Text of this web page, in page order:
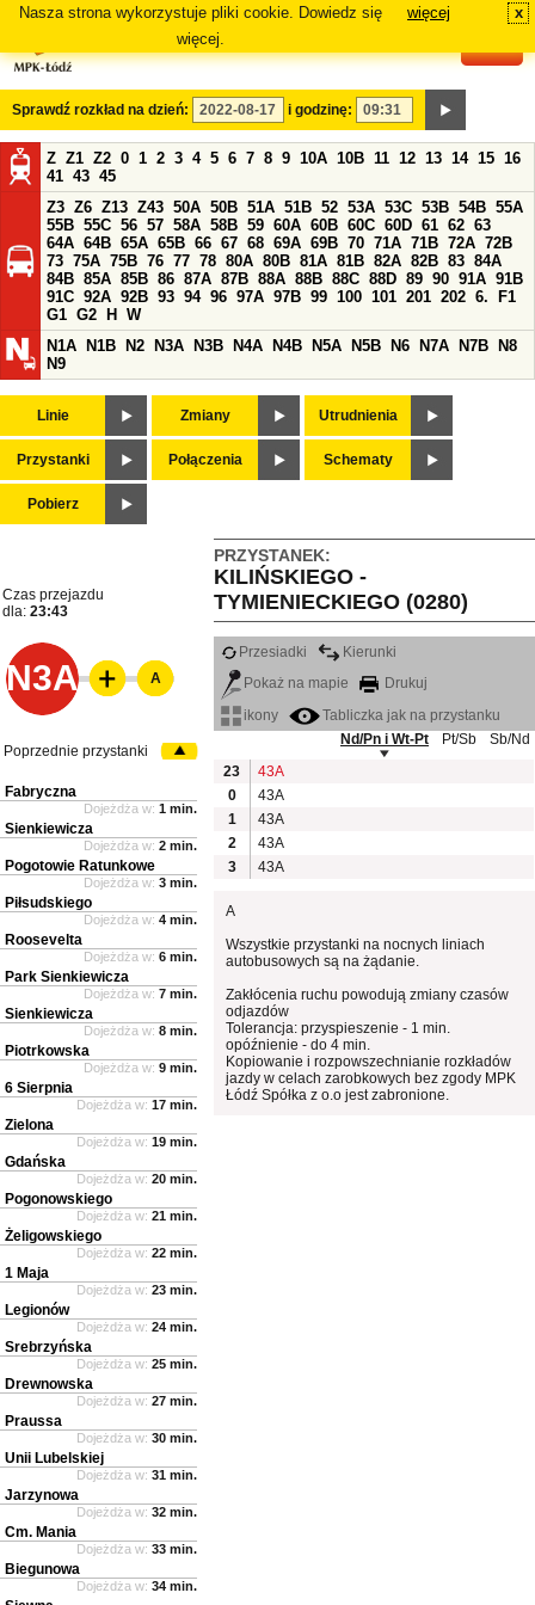
Nasza strona wykorzystuje pliki cookie. Dowiedz się
więcej.
więcej x
Sprawdź rozkład na dzień: i godzinę:
Z Z1 Z2 0 1 2 3 4 5 6 7 8 9 10A 10B 11 12 13 14 15 16
41 43 45
Z3 Z6 Z13 Z43 50A 50B 51A 51B 52 53A 53C 53B 54B 55A
55B 55C 56 57 58A 58B 59 60A 60B 60C 60D 61 62 63
64A 64B 65A 65B 66 67 68 69A 69B 70 71A 71B 72A 72B
73 75A 75B 76 77 78 80A 80B 81A 81B 82A 82B 83 84A
84B 85A 85B 86 87A 87B 88A 88B 88C 88D 89 90 91A 91B
91C 92A 92B 93 94 96 97A 97B 99 100 101 201 202 6.
F1
G1 G2 H
W
N1A
N1B N2 N3A N3B N4A N4B N5A N5B N6 N7A N7B
N8
N9
Linie Zmiany Utrudnienia
Przystanki Połączenia Schematy
Pobierz
PRZYSTANEK:
KILIŃSKIEGO -
TYMIENIECKIEGO (0280)
Czas przejazdu
dla: 23:43
N3A
Przesiadki
Kierunki
Pokaż na mapie
Drukuj
ikony
Tabliczka jak na przystanku
Nd/Pn i Wt-Pt
Pt/Sb
Sb/Nd
23
43A
0
43A
1
43A
2
43A
3
43A
A
Wszystkie przystanki na nocnych liniach
autobusowych są na żądanie.
Zakłócenia ruchu powodują zmiany czasów
odjazdów
Tolerancja: przyspieszenie - 1 min.
opóźnienie - do 4 min.
Kopiowanie i rozpowszechnianie rozkładów
jazdy w celach zarobkowych bez zgody MPK
Łódź Spółka z o.o jest zabronione.
A
Poprzednie przystanki
Fabryczna
Dojeżdża w: 1 min.
Sienkiewicza
Dojeżdża w: 2 min.
Pogotowie Ratunkowe
Dojeżdża w: 3 min.
Piłsudskiego
Dojeżdża w: 4 min.
Roosevelta
Dojeżdża w: 6 min.
Park Sienkiewicza
Dojeżdża w: 7 min.
Sienkiewicza
Dojeżdża w: 8 min.
Piotrkowska
Dojeżdża w: 9 min.
6 Sierpnia
Dojeżdża w: 17 min.
Zielona
Dojeżdża w: 19 min.
Gdańska
Dojeżdża w: 20 min.
Pogonowskiego
Dojeżdża w: 21 min.
Żeligowskiego
Dojeżdża w: 22 min.
1 Maja
Dojeżdża w: 23 min.
Legionów
Dojeżdża w: 24 min.
Srebrzyńska
Dojeżdża w: 25 min.
Drewnowska
Dojeżdża w: 27 min.
Praussa
Dojeżdża w: 30 min.
Unii Lubelskiej
Dojeżdża w: 31 min.
Jarzynowa
Dojeżdża w: 32 min.
Cm. Mania
Dojeżdża w: 33 min.
Biegunowa
Dojeżdża w: 34 min.